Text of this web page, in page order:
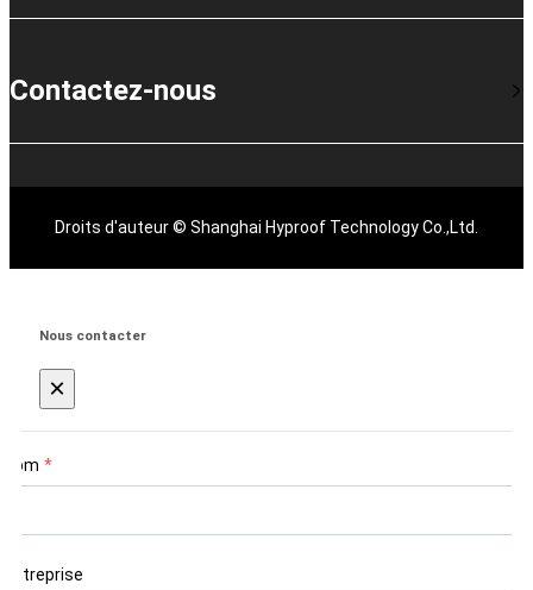
Contactez-nous
Droits d'auteur © Shanghai Hyproof Technology Co.,Ltd.
Nous contacter
×
Nom *
Entreprise